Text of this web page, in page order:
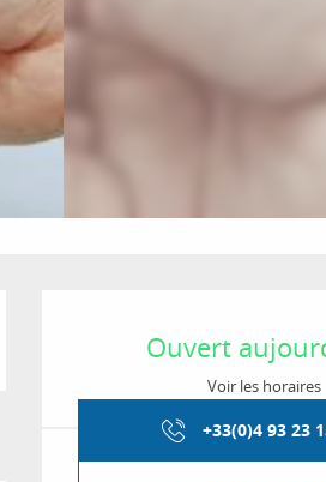
Ouvert
Voir les horaires
+33(0)4 93 23